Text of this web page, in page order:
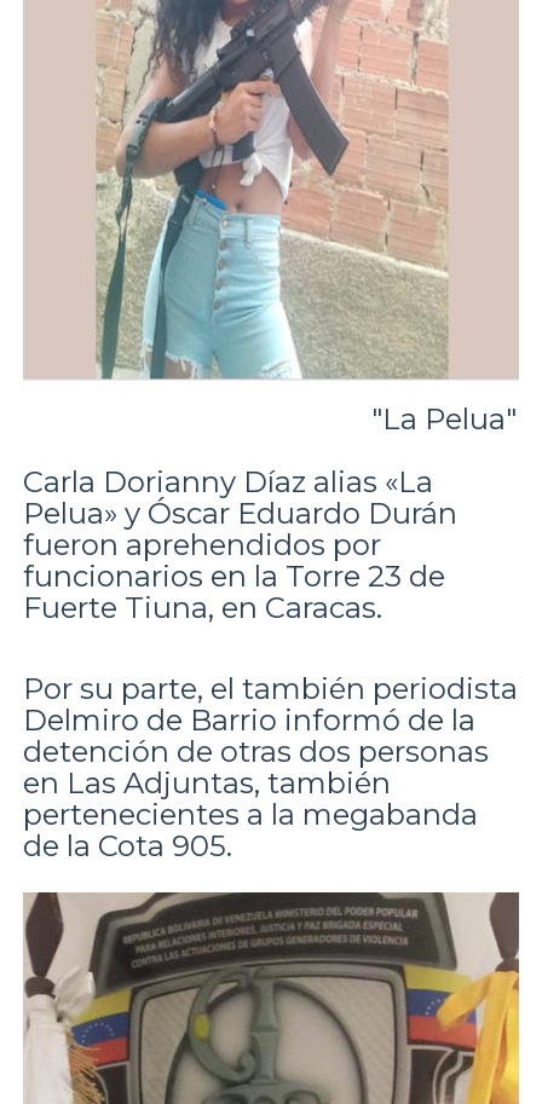
"La Pelua"
Carla Dorianny Díaz alias «La
Pelua» y Óscar Eduardo Durán
fueron aprehendidos por
funcionarios en la Torre 23 de
Fuerte Tiuna, en Caracas.
Por su parte, el también periodista
Delmiro de Barrio informó de la
detención de otras dos personas
en Las Adjuntas, también
pertenecientes a la megabanda
de la Cota 905.